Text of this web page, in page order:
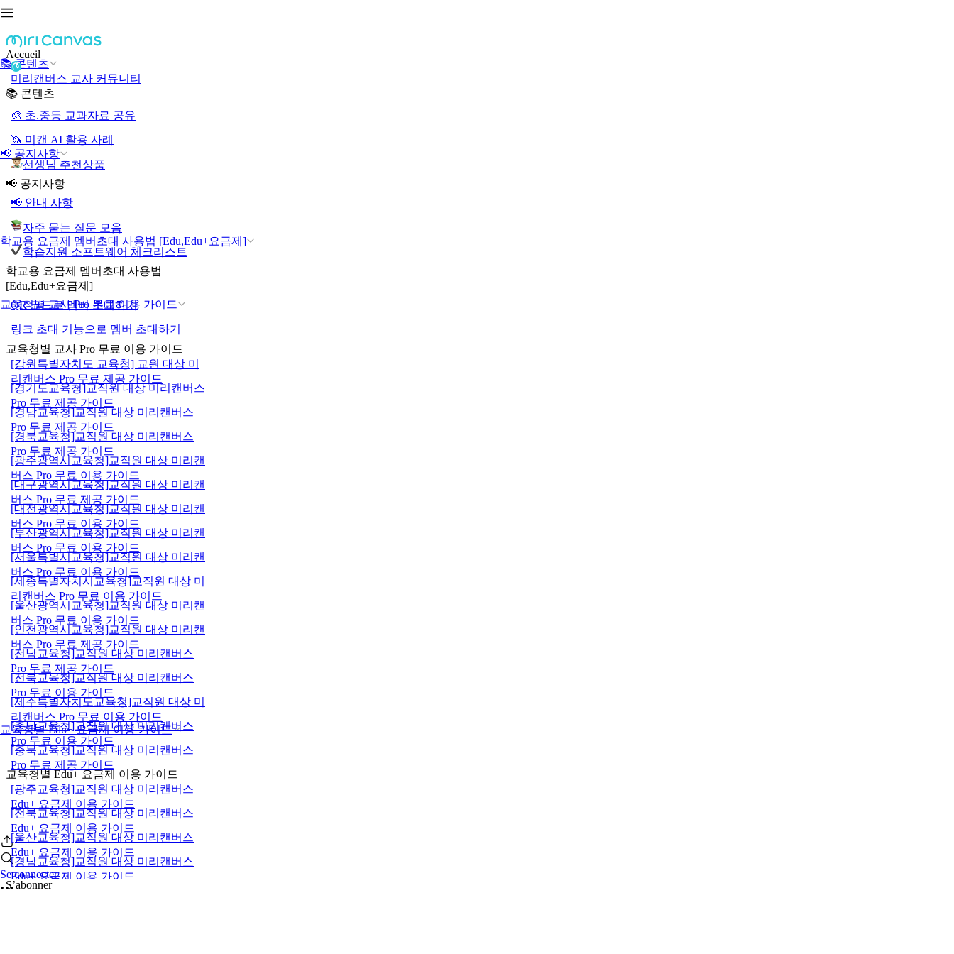
📚 콘텐츠
📢 공지사항
학교용 요금제 멤버초대 사용법 [Edu,Edu+요금제]
교육청별 교사 Pro 무료 이용 가이드
교육청별 Edu+ 요금제 이용 가이드
Se connecter
Accueil
미리캔버스 교사 커뮤니티
📚 콘텐츠
🎨 초.중등 교과자료 공유
🦄 미캔 AI 활용 사례
선생님 추천상품
📢 공지사항
📢 안내 사항
자주 묻는 질문 모음
학습지원 소프트웨어 체크리스트
학교용 요금제 멤버초대 사용법
[Edu,Edu+요금제]
QR 코드로 멤버 초대하기
링크 초대 기능으로 멤버 초대하기
교육청별 교사 Pro 무료 이용 가이드
[강원특별자치도 교육청] 교원 대상 미
리캔버스 Pro 무료 제공 가이드
[경기도교육청]교직원 대상 미리캔버스
Pro 무료 제공 가이드
[경남교육청]교직원 대상 미리캔버스
Pro 무료 제공 가이드
[경북교육청]교직원 대상 미리캔버스
Pro 무료 제공 가이드
[광주광역시교육청]교직원 대상 미리캔
버스 Pro 무료 이용 가이드
[대구광역시교육청]교직원 대상 미리캔
버스 Pro 무료 제공 가이드
[대전광역시교육청]교직원 대상 미리캔
버스 Pro 무료 이용 가이드
[부산광역시교육청]교직원 대상 미리캔
버스 Pro 무료 이용 가이드
[서울특별시교육청]교직원 대상 미리캔
버스 Pro 무료 이용 가이드
[세종특별자치시교육청]교직원 대상 미
리캔버스 Pro 무료 이용 가이드
[울산광역시교육청]교직원 대상 미리캔
버스 Pro 무료 이용 가이드
[인천광역시교육청]교직원 대상 미리캔
버스 Pro 무료 제공 가이드
[전남교육청]교직원 대상 미리캔버스
Pro 무료 제공 가이드
[전북교육청]교직원 대상 미리캔버스
Pro 무료 이용 가이드
[제주특별자치도교육청]교직원 대상 미
리캔버스 Pro 무료 이용 가이드
[충남교육청]교직원 대상 미리캔버스
Pro 무료 이용 가이드
[충북교육청]교직원 대상 미리캔버스
Pro 무료 제공 가이드
교육청별 Edu+ 요금제 이용 가이드
[광주교육청]교직원 대상 미리캔버스
Edu+ 요금제 이용 가이드
[전북교육청]교직원 대상 미리캔버스
Edu+ 요금제 이용 가이드
[울산교육청]교직원 대상 미리캔버스
Edu+ 요금제 이용 가이드
[경남교육청]교직원 대상 미리캔버스
Edu+ 요금제 이용 가이드
S’abonner